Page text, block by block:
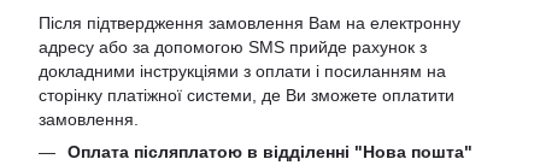
Після підтвердження замовлення Вам на електронну
адресу або за допомогою SMS прийде рахунок з
докладними інструкціями з оплати і посиланням на
сторінку платіжної системи, де Ви зможете оплатити
замовлення.
Оплата післяплатою в відділенні "Нова пошта"